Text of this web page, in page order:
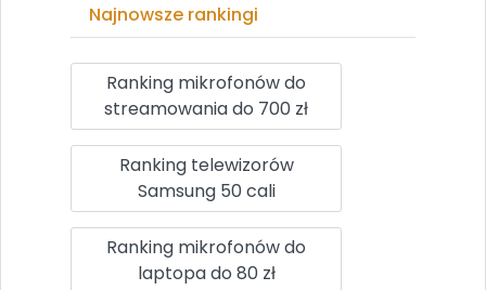
Najnowsze rankingi
Ranking mikrofonów do
streamowania do 700 zł
Ranking telewizorów
Samsung 50 cali
Ranking mikrofonów do
laptopa do 80 zł